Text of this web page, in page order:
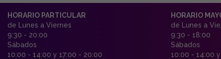
HORARIO PARTICULAR
de Lunes a Viernes
9:30 - 20:00
Sábados
10:00 - 14:00 y 17:00 - 20:00
HORARIO
de Lunes a
9:30 - 18:00
Sábados
10:00 - 14:00